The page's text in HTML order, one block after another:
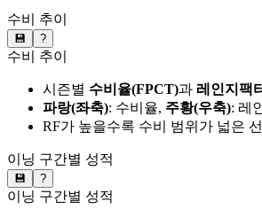
수비 추이
💾 ?
수비 추이
시즌별 수비율(FPCT)과 레인지팩
파랑(좌축): 수비율, 주황(우축): 레
RF가 높을수록 수비 범위가 넓은
이닝 구간별 성적
💾 ?
이닝 구간별 성적